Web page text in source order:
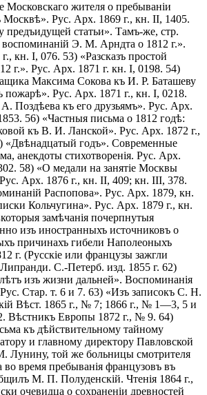
Московскаго жителя о пребываніи
Москвѣ». Рус. Арх. 1869 г., кн. II, 1405.
предъидущей статьи». Тамъ-же, стр.
Э. М. Арндта о 1812 г.».
кн. I, 076. 53) «Разсказъ простой
г.». Рус. Арх. 1871 г. кн. I, 0198. 54)
Максима Сокова къ И. Р. Баташеву
пожарѣ». Рус. Арх. 1871 г., кн. I, 0218.
Поздѣева къ его друзьямъ». Рус. Арх.
56) «Частныя письма о 1812 годѣ:
къ В. И. Ланской». Рус. Арх. 1872 г.,
«Двѣнадцатый годъ». Современные
анекдоты стихотворенія. Рус. Арх.
58) «О медали на занятіе Москвы
Арх. 1876 г., кн. II, 409; кн. III, 378.
Распопова». Рус. Арх. 1879, кн.
Кольчугина». Рус. Арх. 1879 г., кн.
замѣчанія почерпнутыя
изъ иностранныхъ источниковъ о
причинахъ гибели Наполеоныхъ
г. (Русскіе или французы зажгли
С.-Петерб. изд. 1855 г. 62)
изъ жизни дальней». Воспоминанія
Стар. т. 6 и 7. 63) «Изъ записокъ С. Н.
Вѣст. 1865 г., № 7; 1866 г., № 1—3, 5 и
Вѣстникъ Европы 1872 г., № 9. 64)
къ дѣйствительному тайному
и главному директору Павловской
Лунину, той же больницы смотрителя
время пребыванія французовъ въ
М. П. Полуденскій. Чтенія 1864 г.,
очевидца о сохраненіи древностей